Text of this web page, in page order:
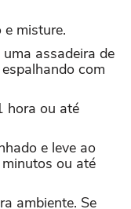
misture.
assadeira de
com
hora ou até
e leve ao
ou até
ambiente. Se